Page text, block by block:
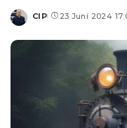
Posted
CIP 23 Juni 2024